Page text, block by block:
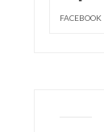
FACEBOOK